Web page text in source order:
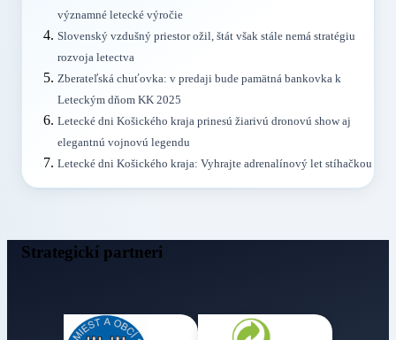
významné letecké výročie
Slovenský vzdušný priestor ožil, štát však stále nemá stratégiu
rozvoja letectva
Zberateľská chuťovka: v predaji bude pamätná bankovka k
Leteckým dňom KK 2025
Letecké dni Košického kraja prinesú žiarivú dronovú show aj
elegantnú vojnovú legendu
Letecké dni Košického kraja: Vyhrajte adrenalínový let stíhačkou
Strategickí partneri